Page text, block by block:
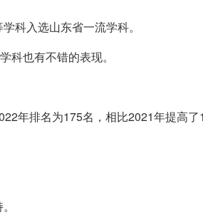
科入选山东省一流学科。
科也有不错的表现。
年排名为175名，相比2021年提高